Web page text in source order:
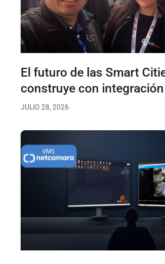
El futuro de las Smart
construye con integración
JULIO 28, 2026